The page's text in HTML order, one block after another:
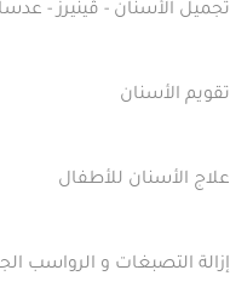
تجميل الأسنان - ڤينيرز -
تقويم الأسنان
علاج الأسنان للأطفال
إزالة التصبغات و الرواسب